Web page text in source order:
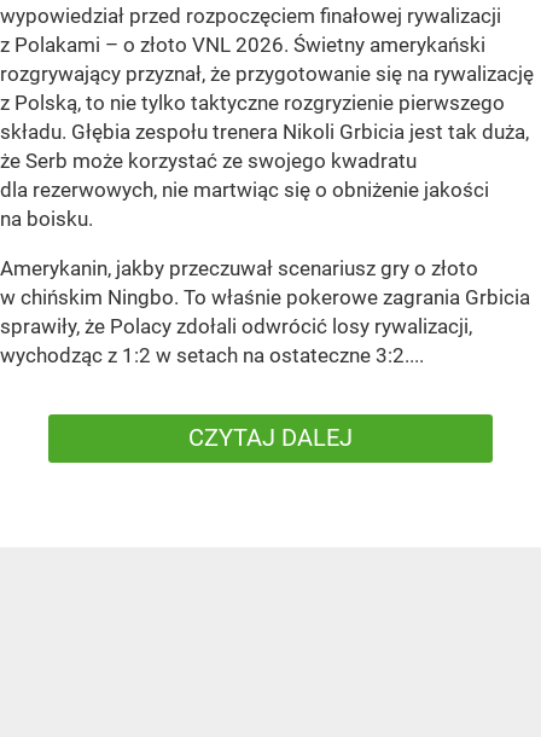
wypowiedział przed rozpoczęciem finałowej rywalizacji
z Polakami – o złoto VNL 2026. Świetny amerykański
rozgrywający przyznał, że przygotowanie się na rywalizację
z Polską, to nie tylko taktyczne rozgryzienie pierwszego
składu. Głębia zespołu trenera Nikoli Grbicia jest tak duża,
że Serb może korzystać ze swojego kwadratu
dla rezerwowych, nie martwiąc się o obniżenie jakości
na boisku.
Amerykanin, jakby przeczuwał scenariusz gry o złoto
w chińskim Ningbo. To właśnie pokerowe zagrania Grbicia
sprawiły, że Polacy zdołali odwrócić losy rywalizacji,
wychodząc z 1:2 w setach na ostateczne 3:2....
CZYTAJ DALEJ